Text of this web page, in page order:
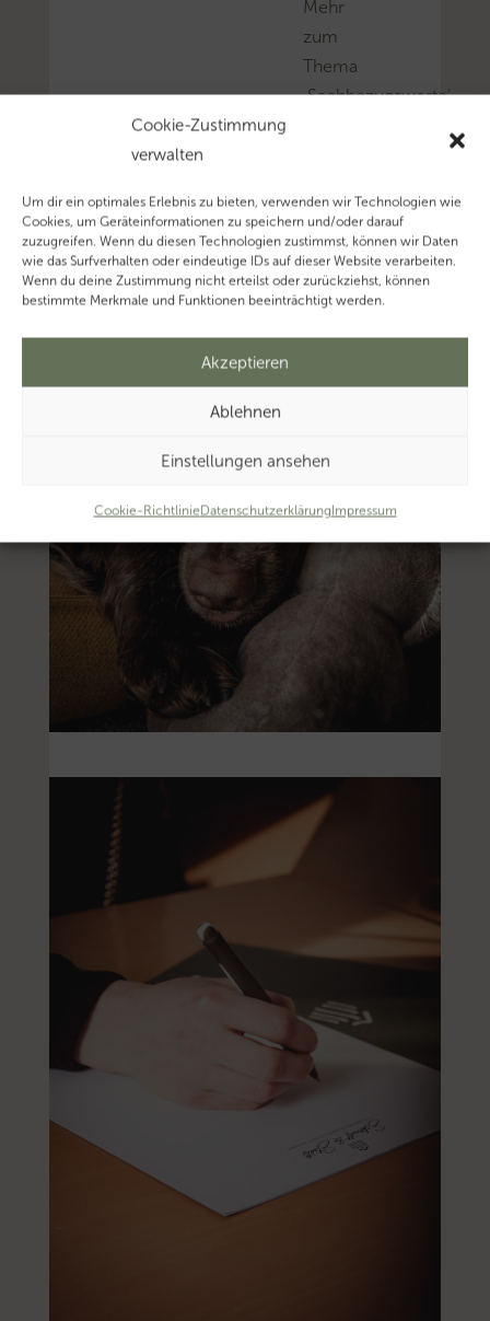
Cookie-Zustimmung
verwalten
Um dir ein optimales Erlebnis zu bieten, verwenden wir Technologien wie
Cookies, um Geräteinformationen zu speichern und/oder darauf
zuzugreifen. Wenn du diesen Technologien zustimmst, können wir Daten
wie das Surfverhalten oder eindeutige IDs auf dieser Website verarbeiten.
Wenn du deine Zustimmung nicht erteilst oder zurückziehst, können
bestimmte Merkmale und Funktionen beeinträchtigt werden.
Akzeptieren
Ablehnen
Einstellungen ansehen
Cookie-RichtlinieDatenschutzerklärungImpressum
Mehr
zum
Thema
‚Sachbezugswerte’…